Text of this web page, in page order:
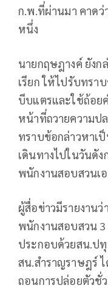
ก.พ.ที่ผ่านมา คาดว่
หนึ่ง
นายกฤษฎางค์ ยังก
เรียก ให้ไปรับทรา
บีบแตรและใช้ถ้อ
หน้าที่ถวายความป
ทราบข้อกล่าวหาเ
เดินทางไปในวันดั
พนักงานสอบสวนเ
ผู้สื่อข่าวมีรายงาน
พนักงานสอบสวน
ประกอบด้วยสน.ปทุ
สน.สำราญราษฎร์
ถอนการปล่อยตัวชั่